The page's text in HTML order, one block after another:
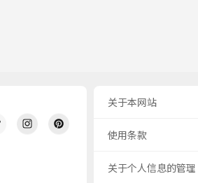
关于本网站
使用条款
关于个人信息的管理